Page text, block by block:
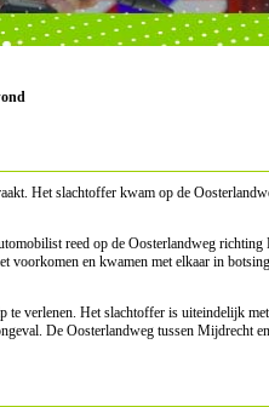
Het slachtoffer kwam op de
reed op de Oosterlandweg richting
voorkomen en kwamen met elkaar in
te verlenen. Het slachtoffer is uiteindelijk
De Oosterlandweg tussen Mijdrecht